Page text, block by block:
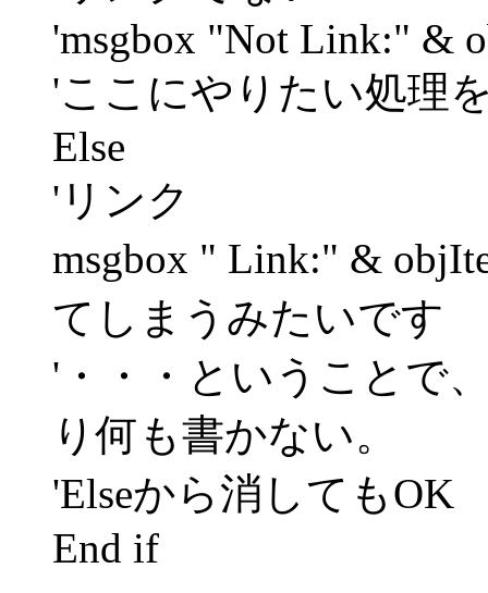
'msgbox "Not Link:" &
'ここにやりたい処理
Else
'リンク
msgbox " Link:" &
てしまうみたいです
'・・・ということで
り何も書かない。
'Elseから消してもOK
End if